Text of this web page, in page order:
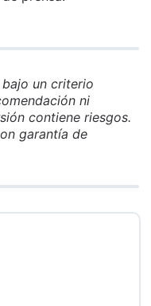
un criterio
ni
contiene riesgos.
garantía de